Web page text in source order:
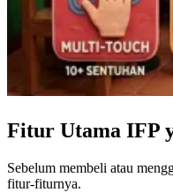
Fitur Utama IFP
Sebelum membeli atau
fitur-fiturnya.